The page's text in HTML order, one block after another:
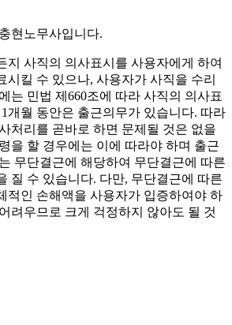
현노무사입니다.
지 사직의 의사표시를 사용자에게 하여
시킬 수 있으나, 사용자가 사직을 수리
는 민법 제660조에 따라 사직의 의사표
개월 동안은 출근의무가 있습니다. 따라
처리를 곧바로 하면 문제될 것은 없을
을 할 경우에는 이에 따라야 하며 출근
무단결근에 해당하여 무단결근에 따른
질 수 있습니다. 다만, 무단결근에 따른
적인 손해액을 사용자가 입증하여야 하
려우므로 크게 걱정하지 않아도 될 것